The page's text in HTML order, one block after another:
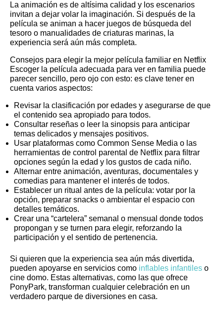
La animación es de altísima calidad y los escenarios
invitan a dejar volar la imaginación. Si después de la
película se animan a hacer juegos de búsqueda del
tesoro o manualidades de criaturas marinas, la
experiencia será aún más completa.
Consejos para elegir la mejor película familiar en Netflix
Escoger la película adecuada para ver en familia puede
parecer sencillo, pero ojo con esto: es clave tener en
cuenta varios aspectos:
Revisar la clasificación por edades y asegurarse de que
el contenido sea apropiado para todos.
Consultar reseñas o leer la sinopsis para anticipar
temas delicados y mensajes positivos.
Usar plataformas como Common Sense Media o las
herramientas de control parental de Netflix para filtrar
opciones según la edad y los gustos de cada niño.
Alternar entre animación, aventuras, documentales y
comedias para mantener el interés de todos.
Establecer un ritual antes de la película: votar por la
opción, preparar snacks o ambientar el espacio con
detalles temáticos.
Crear una “cartelera” semanal o mensual donde todos
propongan y se turnen para elegir, reforzando la
participación y el sentido de pertenencia.
Si quieren que la experiencia sea aún más divertida,
pueden apoyarse en servicios como inflables infantiles o
cine domo. Estas alternativas, como las que ofrece
PonyPark, transforman cualquier celebración en un
verdadero parque de diversiones en casa.